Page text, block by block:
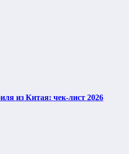
из Китая: чек-лист 2026